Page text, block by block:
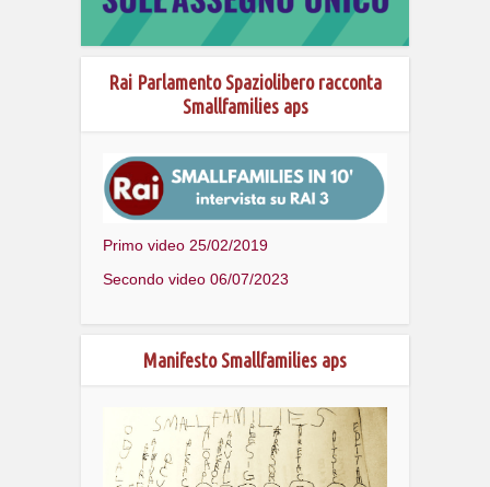
Rai Parlamento Spaziolibero racconta
Smallfamilies aps
Primo video 25/02/2019
Secondo video 06/07/2023
Manifesto Smallfamilies aps